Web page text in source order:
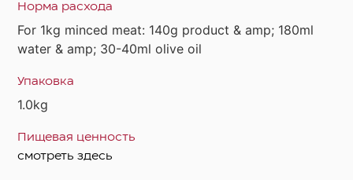
Норма расхода
For 1kg minced meat: 140g product & amp; 180ml
water & amp; 30-40ml olive oil
Упаковка
1.0kg
Пищевая ценность
смотреть здесь